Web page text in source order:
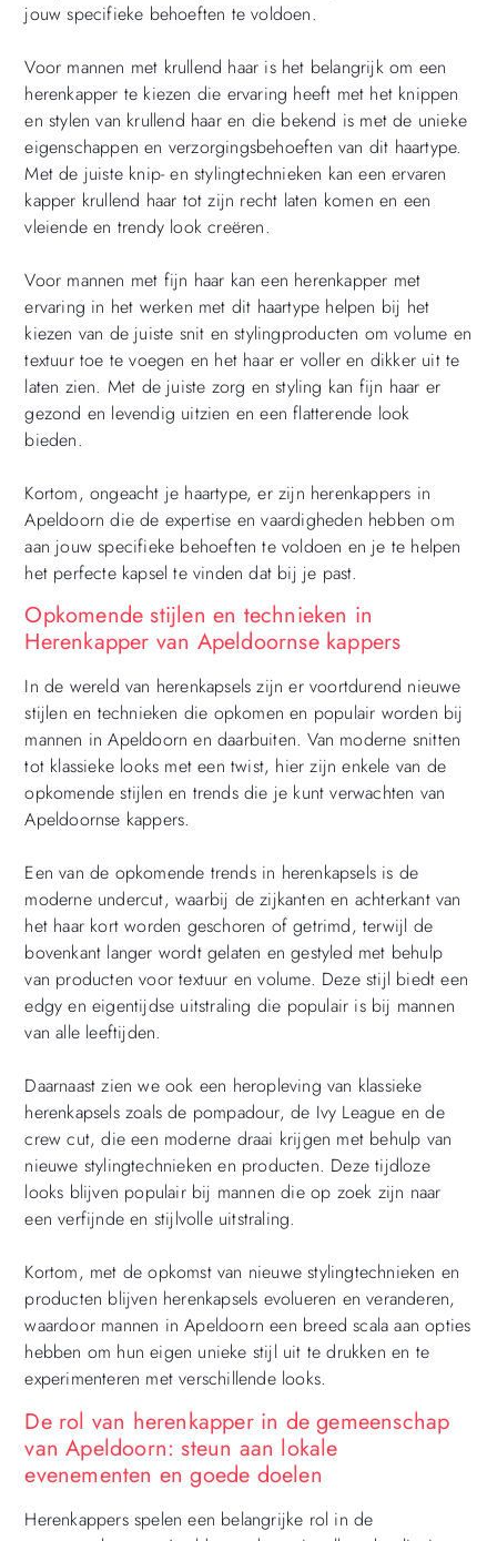
jouw specifieke behoeften te voldoen.
Voor mannen met krullend haar is het belangrijk om een
herenkapper te kiezen die ervaring heeft met het knippen
en stylen van krullend haar en die bekend is met de unieke
eigenschappen en verzorgingsbehoeften van dit haartype.
Met de juiste knip- en stylingtechnieken kan een ervaren
kapper krullend haar tot zijn recht laten komen en een
vleiende en trendy look creëren.
Voor mannen met fijn haar kan een herenkapper met
ervaring in het werken met dit haartype helpen bij het
kiezen van de juiste snit en stylingproducten om volume en
textuur toe te voegen en het haar er voller en dikker uit te
laten zien. Met de juiste zorg en styling kan fijn haar er
gezond en levendig uitzien en een flatterende look
bieden.
Kortom, ongeacht je haartype, er zijn herenkappers in
Apeldoorn die de expertise en vaardigheden hebben om
aan jouw specifieke behoeften te voldoen en je te helpen
het perfecte kapsel te vinden dat bij je past.
Opkomende stijlen en technieken in
Herenkapper van Apeldoornse kappers
In de wereld van herenkapsels zijn er voortdurend nieuwe
stijlen en technieken die opkomen en populair worden bij
mannen in Apeldoorn en daarbuiten. Van moderne snitten
tot klassieke looks met een twist, hier zijn enkele van de
opkomende stijlen en trends die je kunt verwachten van
Apeldoornse kappers.
Een van de opkomende trends in herenkapsels is de
moderne undercut, waarbij de zijkanten en achterkant van
het haar kort worden geschoren of getrimd, terwijl de
bovenkant langer wordt gelaten en gestyled met behulp
van producten voor textuur en volume. Deze stijl biedt een
edgy en eigentijdse uitstraling die populair is bij mannen
van alle leeftijden.
Daarnaast zien we ook een heropleving van klassieke
herenkapsels zoals de pompadour, de Ivy League en de
crew cut, die een moderne draai krijgen met behulp van
nieuwe stylingtechnieken en producten. Deze tijdloze
looks blijven populair bij mannen die op zoek zijn naar
een verfijnde en stijlvolle uitstraling.
Kortom, met de opkomst van nieuwe stylingtechnieken en
producten blijven herenkapsels evolueren en veranderen,
waardoor mannen in Apeldoorn een breed scala aan opties
hebben om hun eigen unieke stijl uit te drukken en te
experimenteren met verschillende looks.
De rol van herenkapper in de gemeenschap
van Apeldoorn: steun aan lokale
evenementen en goede doelen
Herenkappers spelen een belangrijke rol in de